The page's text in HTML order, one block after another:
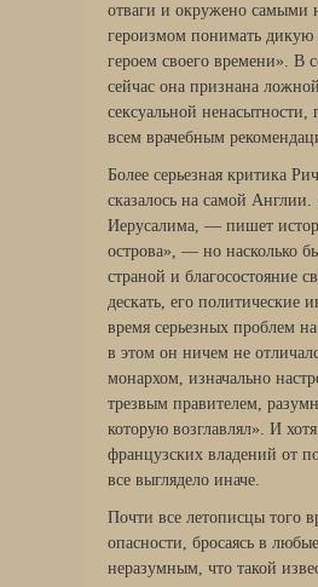
отваги и окружено самыми
героизмом понимать
героем своего времени». В
сейчас она признана
сексуальной
всем врачебным
Более серьезная критика
сказалось на самой
Иерусалима, — пишет
острова», — но насколько
страной и благосостояние
дескать, его политические
время серьезных проблем
в этом он ничем не
монархом, изначально
трезвым правителем,
которую возглавлял». И
французских владений от
все выглядело иначе.
Почти все летописцы того
опасности, бросаясь в
неразумным, что такой